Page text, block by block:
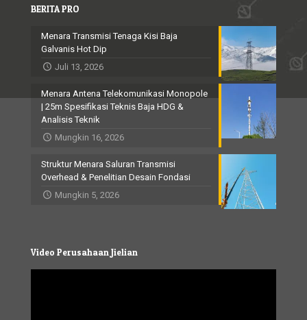
BERITA PRO
Menara Transmisi Tenaga Kisi Baja
Galvanis Hot Dip
Juli 13, 2026
Menara Antena Telekomunikasi Monopole
| 25m Spesifikasi Teknis Baja HDG &
Analisis Teknik
Mungkin 16, 2026
Struktur Menara Saluran Transmisi
Overhead & Penelitian Desain Fondasi
Mungkin 5, 2026
Video Perusahaan Jielian